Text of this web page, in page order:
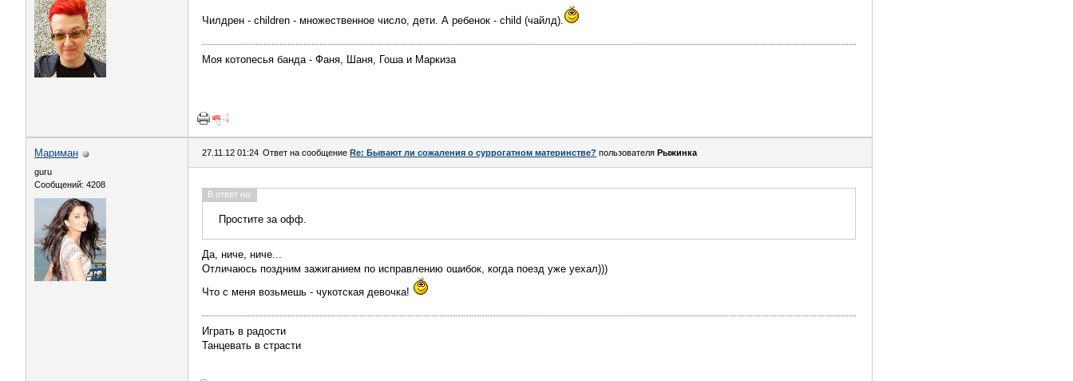
Чилдрен - children - множественное число, дети. А ребенок - child (чайлд).
Моя котопесья банда - Фаня, Шаня, Гоша и Маркиза
Мариман
guru
Сообщений: 4208
27.11.12 01:24 Ответ на сообщение Re: Бывают ли сожаления о суррогатном материнстве? пользователя Рыжинка
В ответ на:
Простите за офф.
Да, ниче, ниче...
Отличаюсь поздним зажиганием по исправлению ошибок, когда поезд уже уехал)))
Что с меня возьмешь - чукотская девочка!
Играть в радости
Танцевать в страсти